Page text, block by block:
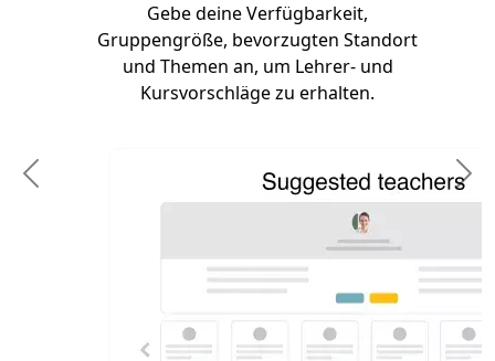
Gebe deine Verfügbarkeit,
Gruppengröße, bevorzugten Standort
und Themen an, um Lehrer- und
Kursvorschläge zu erhalten.
Previous